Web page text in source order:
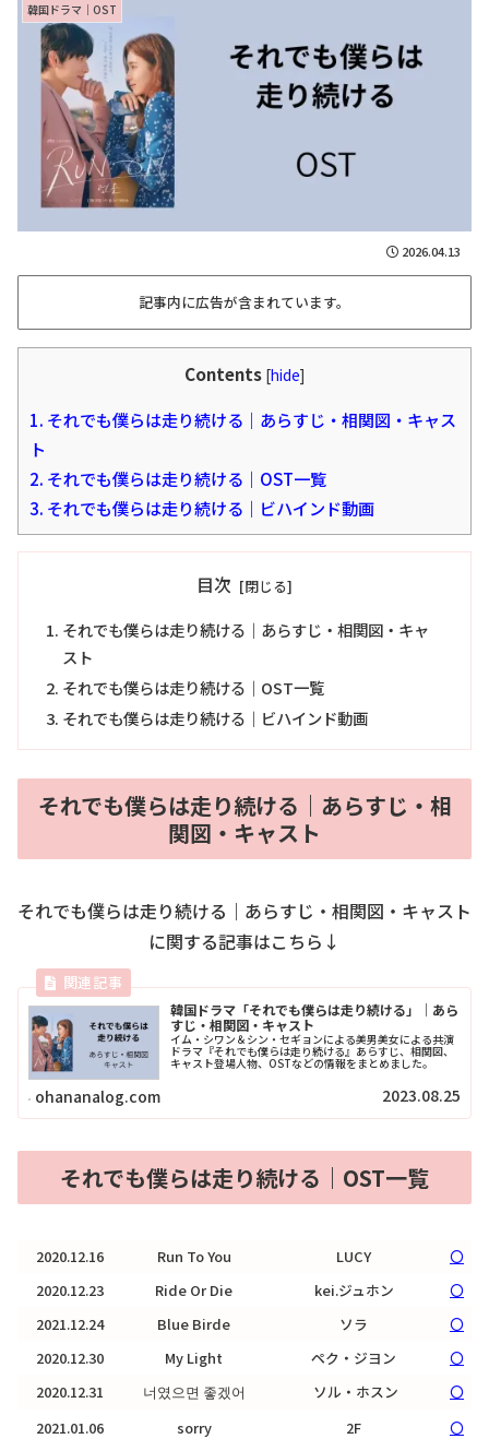
韓国ドラマ｜OST
2026.04.13
記事内に広告が含まれています。
Contents [hide]
1. それでも僕らは走り続ける｜あらすじ・相関図・キャス
ト
2. それでも僕らは走り続ける｜OST一覧
3. それでも僕らは走り続ける｜ビハインド動画
目次
それでも僕らは走り続ける｜あらすじ・相関図・キャ
スト
それでも僕らは走り続ける｜OST一覧
それでも僕らは走り続ける｜ビハインド動画
それでも僕らは走り続ける｜あらすじ・相
関図・キャスト
それでも僕らは走り続ける｜あらすじ・相関図・キャスト
に関する記事はこちら↓
韓国ドラマ「それでも僕らは走り続ける」｜あら
すじ・相関図・キャスト
イム・シワン＆シン・セギョンによる美男美女による共演
ドラマ『それでも僕らは走り続ける』あらすじ、相関図、
キャスト登場人物、OSTなどの情報をまとめました。
ohananalog.com 2023.08.25
それでも僕らは走り続ける｜OST一覧
2020.12.16 Run To You LUCY
〇
2020.12.23
Ride Or Die kei.ジュホン
〇
2021.12.24
Blue Birde ソラ
〇
2020.12.30
My Light ペク・ジヨン
〇
2020.12.31
너였으면 좋겠어 ソル・ホスン
〇
2021.01.06
sorry 2F 〇